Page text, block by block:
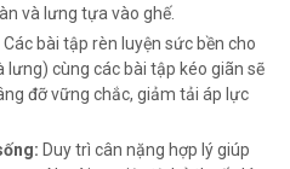
và lưng tựa vào ghế.
Các bài tập rèn luyện sức bền cho
cùng các bài tập kéo giãn sẽ
đỡ vững chắc, giảm tải áp lực
Duy trì cân nặng hợp lý giúp